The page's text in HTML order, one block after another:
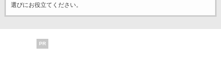
選びにお役立てください。
PR